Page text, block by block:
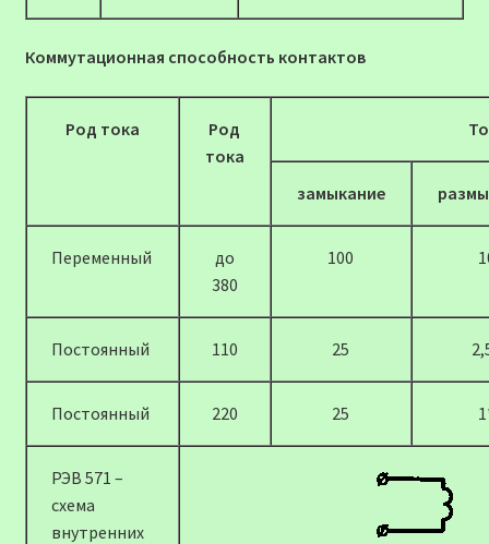
Коммутационная способность контактов
Род тока
Род
тока
замыкание
Переменный
до
380
100
Постоянный 110 25
Постоянный 220 25
РЭВ 571 –
схема
внутренних